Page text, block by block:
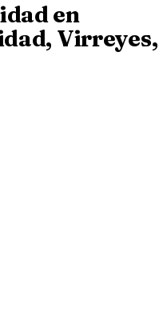
en
Virreyes,